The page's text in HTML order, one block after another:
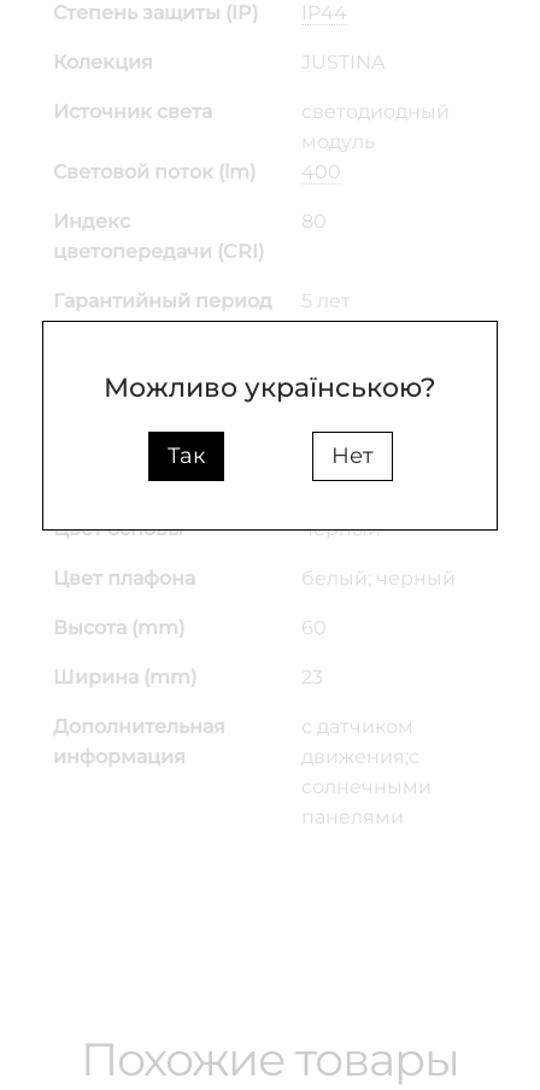
Степень защиты (IP) IP44
Колекция JUSTINA
Источник света
светодиодный
модуль
Световой поток (lm)
400
Индекс
цветопередачи (CRI)
80
Гарантийный период 5 лет
Материал основания металл
Материал плафона Пластик; Металл
Цвет основы чёрный
Цвет плафона белый; черный
Высота (mm) 60
Ширина (mm) 23
Дополнительная
информация
с датчиком
движения;с
солнечными
панелями
Похожие товары
Можливо українською?
Так Нет